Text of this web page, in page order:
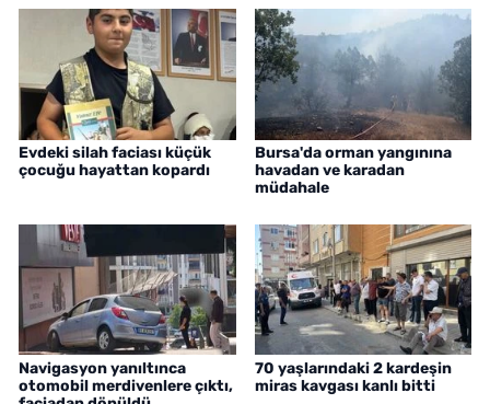
Evdeki silah faciası küçük
çocuğu hayattan kopardı
Bursa'da orman yangınına
havadan ve karadan
müdahale
Navigasyon yanıltınca
otomobil merdivenlere çıktı,
70 yaşlarındaki 2 kardeşin
miras kavgası kanlı bitti